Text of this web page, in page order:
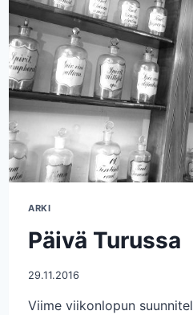
ARKI
Päivä Turussa
29.11.2016
Viime viikonlopun